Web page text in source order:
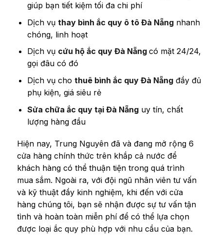
giúp bạn tiết kiệm tối đa chi phí
Dịch vụ thay bình ắc quy ô tô Đà Nẵngnhanh
chóng, linh hoạt
Dịch vụ cứu hộ ắc quy Đà Nẵng có mặt 24/24,
gọi đâu có đó
Dịch vụ cho thuê bình ắc quy Đà Nẵngđầy đủ
phụ kiện, giá siêu rẻ
Sửa chữa ắc quy tại Đà Nẵnguy tín, chất
lượng hàng đầu
Hiện nay, Trung Nguyên đã và đang mở rộng 6
cửa hàng chính thức trên khắp cả nước để
khách hàng có thể thuận tiện trong quá trình
mua sắm. Ngoài ra, với đội ngũ nhân viên tư vấn
và kỹ thuật đầy kinh nghiệm, khi đến với cửa
hàng chúng tôi, bạn sẽ nhận được sự tư vấn tận
tình và hoàn toàn miễn phí để có thể lựa chọn
được loại ắc quy phù hợp với nhu cầu của bạn.